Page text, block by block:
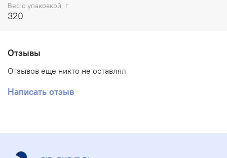
Вес с упаковкой, г
320
Отзывы
Отзывов еще никто не оставлял
Написать отзыв